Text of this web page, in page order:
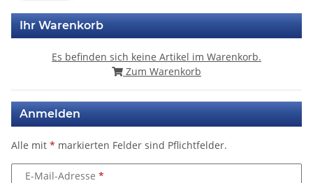
Ihr Warenkorb
Es befinden sich keine Artikel im Warenkorb.
Zum Warenkorb
Anmelden
Alle mit * markierten Felder sind Pflichtfelder.
E-Mail-Adresse